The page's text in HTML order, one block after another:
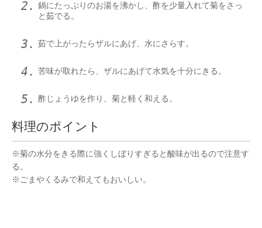
鍋にたっぷりのお湯を沸かし、酢を少量入れて菊をさっ
と茹でる。
茹で上がったらザルにあげ、水にさらす。
苦味が取れたら、ザルにあげて水気を十分にきる。
酢じょうゆを作り、菊と軽く和える。
料理のポイント
※菊の水分をきる際に強くしぼりすぎると酸味が出るので注意す
る。
※ごまやくるみで和えてもおいしい。